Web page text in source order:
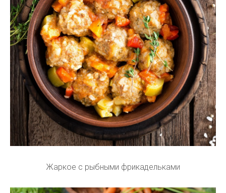
Жаркое с рыбными фрикадельками